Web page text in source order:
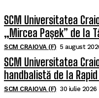
SCM Universitatea
„Mircea Pașek” de la
SCM CRAIOVA (F) 5 august
SCM Universitatea
handbalistă de la
SCM CRAIOVA (F) 30 iulie 2026